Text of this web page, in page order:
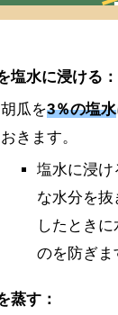
塩水に浸ける：
胡瓜を3％の塩水
おきます。
塩水に浸け
な水分を抜
したとき
のを防ぎま
蒸す：